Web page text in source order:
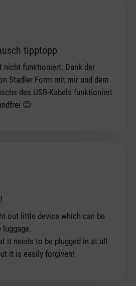
5 out of 5 stars
tipptopp
nicht funktioniert. Dank der
Stadler Form mit mir und dem
des USB-Kabels funktioniert
😊
5 out of 5 stars
out little device which can be
it needs to be plugged in at all
it is easily forgiven!